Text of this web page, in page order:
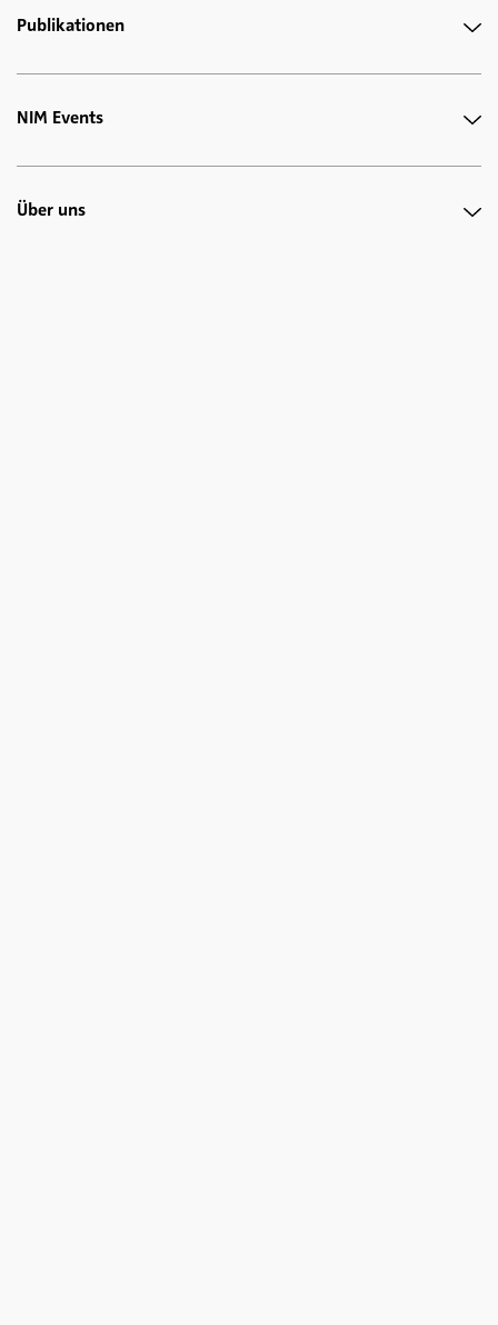
Publikationen
NIM Events
Über uns